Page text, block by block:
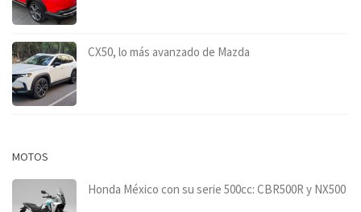
CX50, lo más avanzado de Mazda
MOTOS
Honda México con su serie 500cc: CBR500R y NX500